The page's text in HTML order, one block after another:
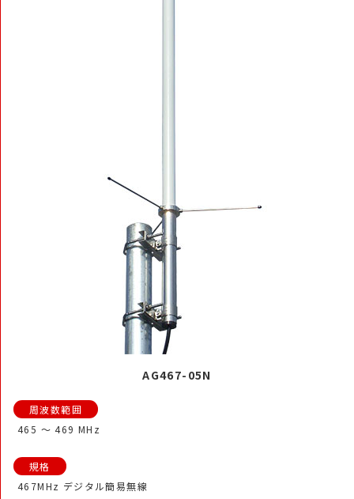
AG467-05N
465 ～ 469 MHz
467MHz デジタル簡易無線